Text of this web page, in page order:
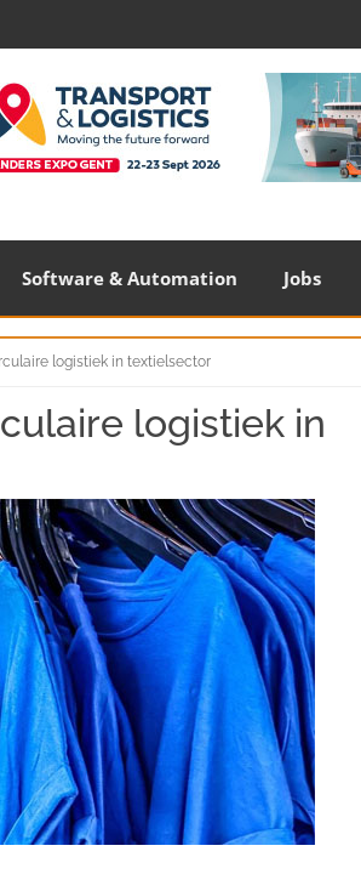
Software & Automation Jobs
logistiek in textielsector
logistiek in